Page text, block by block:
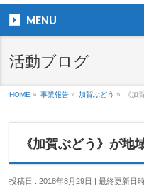
MENU
活動ブログ
HOME » 事業報告 » 加賀ぶどう » 《加
《加賀ぶどう》が地
投稿日 : 2018年8月29日 最終更新日